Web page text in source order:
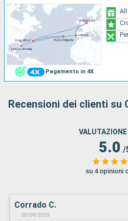
Pagamento in 4X
Recensioni dei clienti su
5.0 /
su 4 opinioni
Corrado C.
03/09/2025